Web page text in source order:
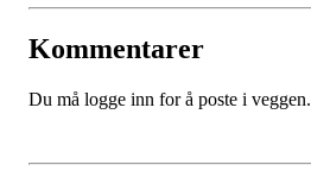
Kommentarer
Du må logge inn for å poste i veggen.